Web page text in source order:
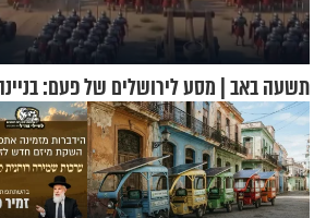
תשעה באב | מסע לירושלים של פעם: